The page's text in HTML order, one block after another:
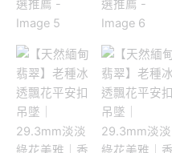
雅
香
港
翡
翠
網
店
精